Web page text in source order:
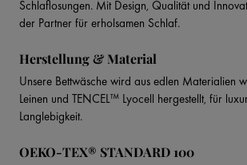
Schlaflosungen. Mit Design, Qualität und
der Partner für erholsamen Schlaf.
Herstellung & Material
Unsere Bettwäsche wird aus edlen Materialien
Leinen und TENCEL™ Lyocell hergestellt, für
Langlebigkeit.
OEKO-TEX® STANDARD 100